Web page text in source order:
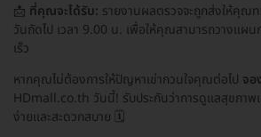
📩 ที่คุณจะได้รับ: รายงานผลตรวจจะถูกส่งให้คุณ
วันถัดไป เวลา 9.00 น. เพื่อให้คุณสามารถวางแผน
เร็ว
หากคุณไม่ต้องการให้ปัญหาเข่ากวนใจคุณต่อไป จอ
HDmall.co.th วันนี้! รับประกันว่าการดูแลสุขภาพ
ง่ายและสะดวกสบาย 🗓️